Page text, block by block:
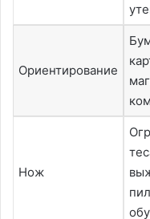
Ориентирование
Нож